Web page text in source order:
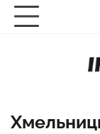
Перейти